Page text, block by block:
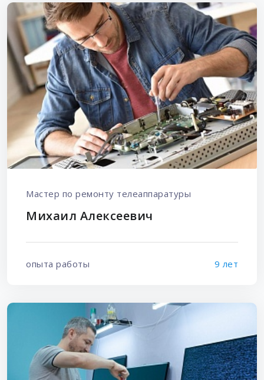
Мастер по ремонту телеаппаратуры
Михаил Алексеевич
опыта работы 9 лет